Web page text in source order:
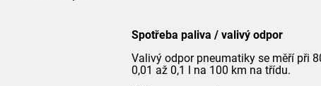
Spotřeba paliva / valivý odpor
Valivý odpor pneumatiky se měří při
0,01 až 0,1 l na 100 km na třídu.